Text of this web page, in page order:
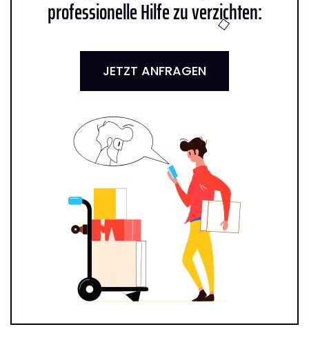
professionelle Hilfe zu verzichten:
JETZT ANFRAGEN